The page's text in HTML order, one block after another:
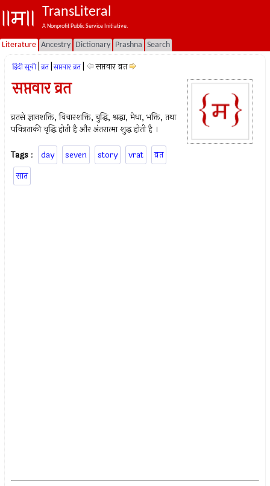
TransLiteral
A Nonprofit Public Service Initiative.
Literature Ancestry Dictionary Prashna Search
हिंदी सूची व्रत सप्तवार व्रत सप्तवार व्रत
सप्तवार व्रत
व्रतसे ज्ञानशक्ति, विचारशक्ति, बुद्धि, श्रद्धा, मेधा, भक्ति, तथा
पवित्रताकी वृद्धि होती है और अंतरात्मा शुद्ध होती है ।
Tags : day seven story vrat
व्रत
सात